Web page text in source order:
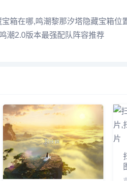
箱在哪,鸣潮黎那汐塔隐藏宝箱位
潮2.0版本最强配队阵容推荐